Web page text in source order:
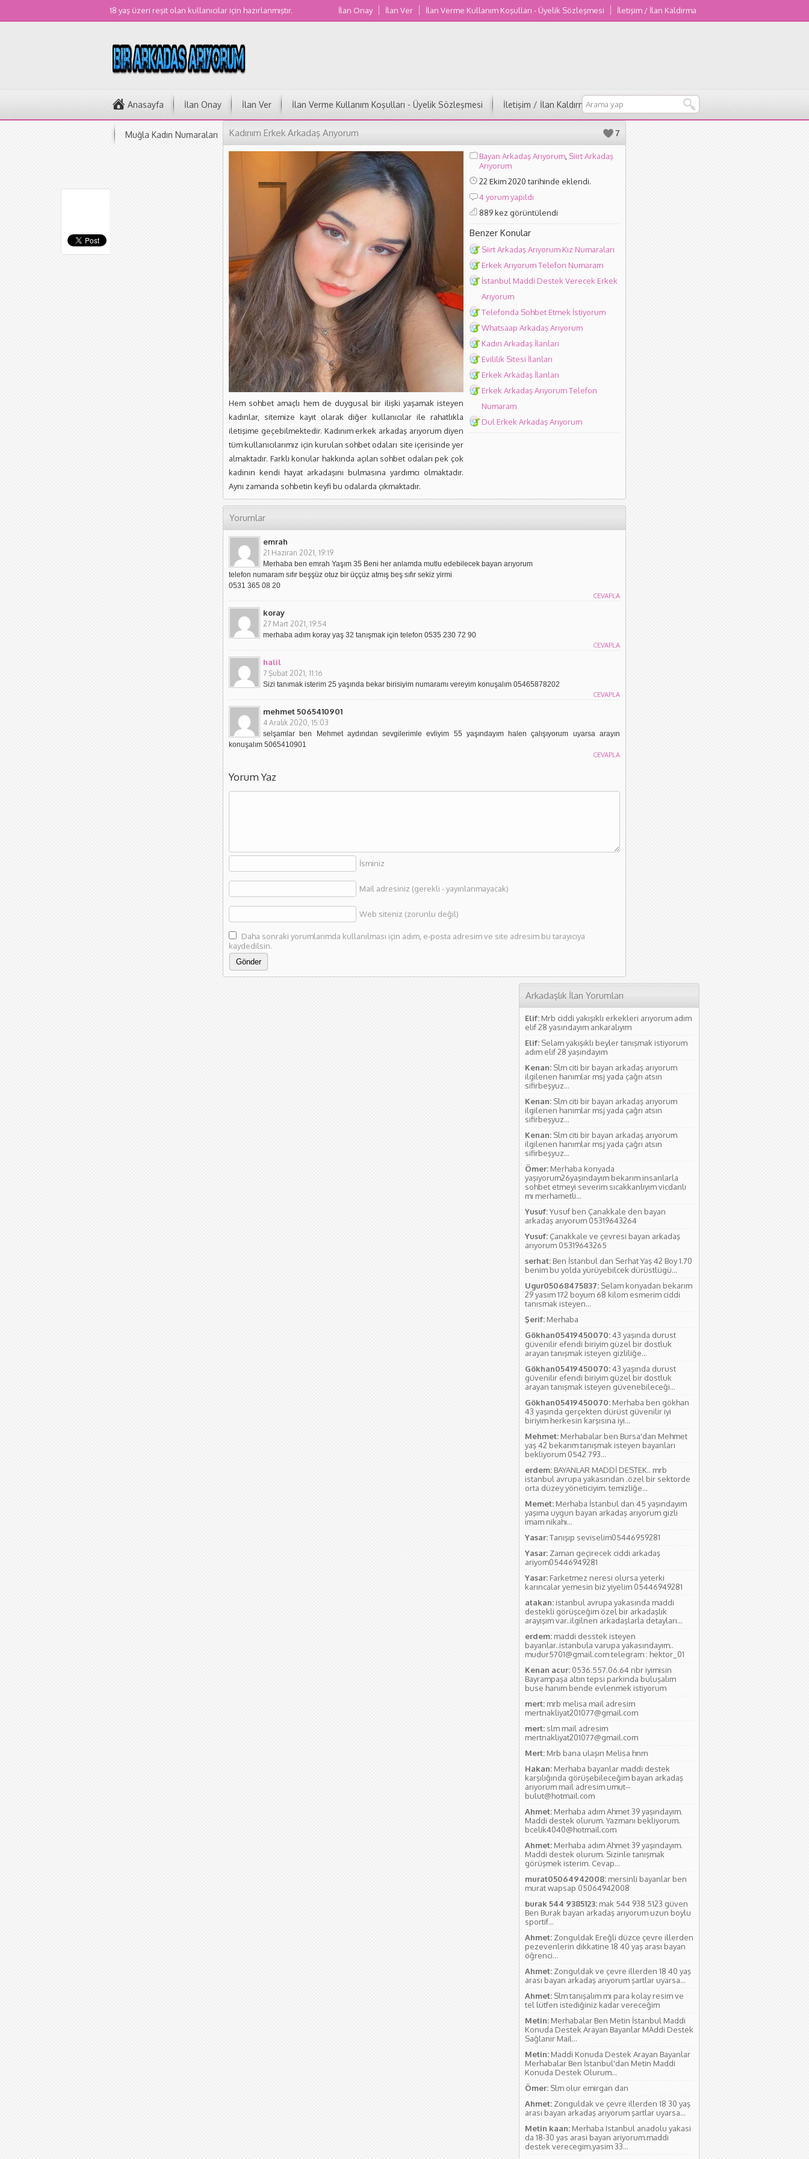
18 yaş üzeri reşit olan kullanıcılar için hazırlanmıştır. İlan Onay İlan Ver İlan Verme Kullanım Koşulları - Üyelik Sözleşmesi İletişim / İlan Kaldırma
Anasayfa İlan Onay İlan Ver İlan Verme Kullanım Koşulları - Üyelik Sözleşmesi İletişim / İlan Kaldırma
Muğla Kadın Numaraları 7
Kadınım Erkek Arkadaş Arıyorum
Hem sohbet amaçlı hem de duygusal bir ilişki yaşamak isteyen
kadınlar, sitemize kayıt olarak diğer kullanıcılar ile rahatlıkla
iletişime geçebilmektedir. Kadınım erkek arkadaş arıyorum diyen
tüm kullanıcılarımız için kurulan sohbet odaları site içerisinde yer
almaktadır. Farklı konular hakkında açılan sohbet odaları pek çok
kadının kendi hayat arkadaşını bulmasına yardımcı olmaktadır.
Aynı zamanda sohbetin keyfi bu odalarda çıkmaktadır.
Bayan Arkadaş Arıyorum Siirt Arkadaş
Arıyorum
22 Ekim 2020 tarihinde eklendi.
4 yorum yapıldı
889 kez görüntülendi
Benzer Konular
Siirt Arkadaş Arıyorum Kız Numaraları
Erkek Arıyorum Telefon Numaram
İstanbul Maddi Destek Verecek Erkek
Arıyorum
Telefonda Sohbet Etmek İstiyorum
Whatsaap Arkadaş Arıyorum
Kadın Arkadaş İlanları
Evililik Sitesi İlanları
Erkek Arkadaş İlanları
Erkek Arkadaş Arıyorum Telefon
Numaram
Dul Erkek Arkadaş Arıyorum
Yorumlar
emrah
21 Haziran 2021, 19:19
Merhaba ben emrah Yaşım 35 Beni her anlamda mutlu edebilecek bayan arıyorum
telefon numaram sıfır beşşüz otuz bir üççüz atmış beş sıfır sekiz yirmi
0531 365 08 20
CEVAPLA
koray
27 Mart 2021, 19:54
merhaba adım koray yaş 32 tanışmak için telefon 0535 230 72 90
CEVAPLA
halil
7 Şubat 2021, 11:16
Sizi tanımak isterim 25 yaşında bekar birisiyim numaramı vereyim konuşalım 05465878202
CEVAPLA
mehmet 5065410901
4 Aralık 2020, 15:03
selşamlar ben Mehmet aydından sevgilerimle evliyim 55 yaşındayım halen çalışıyorum uyarsa arayın
konuşalım 5065410901
CEVAPLA
Yorum Yaz
İsminiz
Mail adresiniz (gerekli - yayınlanmayacak)
Web siteniz (zorunlu değil)
Daha sonraki yorumlarımda kullanılması için adım, e-posta adresim ve site adresim bu tarayıcıya
kaydedilsin.
Arkadaşlık İlan Yorumları
Elif: Mrb ciddi yakışıklı erkekleri arıyorum adım
elif 28 yasındayım ankaralıyım
Elif: Selam yakışıklı beyler tanışmak istiyorum
adım elif 28 yaşındayım
Kenan: Slm citi bir bayan arkadaş arıyorum
ilgilenen hanımlar msj yada çağrı atsın
sifirbeşyuz...
Kenan: Slm citi bir bayan arkadaş arıyorum
ilgilenen hanımlar msj yada çağrı atsın
sifirbeşyuz...
Kenan: Slm citi bir bayan arkadaş arıyorum
ilgilenen hanımlar msj yada çağrı atsın
sifirbeşyuz...
Ömer: Merhaba konyada
yaşıyorum26yaşındayım bekarım insanlarla
sohbet etmeyi severim sıcakkanlıyım vicdanlı
mı merhametli...
Yusuf:Yusuf ben Çanakkale den bayan
arkadaş arıyorum 05319643264
Yusuf: Çanakkale ve çevresi bayan arkadaş
arıyorum 05319643265
serhat: Ben İstanbul dan Serhat Yaş 42 Boy 1.70
benim bu yolda yürüyebilcek dürüstlügü...
Ugur05068475837: Selam konyadan bekarım
29 yasım 172 boyum 68 kilom esmerim ciddi
tanısmak isteyen...
Şerif: Merhaba
Gökhan05419450070:43 yaşında durust
güvenilir efendi biriyim güzel bir dostluk
arayan tanışmak isteyen gizliliğe...
Gökhan05419450070:43 yaşında durust
güvenilir efendi biriyim güzel bir dostluk
arayan tanışmak isteyen güvenebileceği...
Gökhan05419450070: Merhaba ben gökhan
43 yaşında gerçekten dürüst güvenilir iyi
biriyim herkesin karşısına iyi...
Mehmet: Merhabalar ben Bursa'dan Mehmet
yaş 42 bekarım tanışmak isteyen bayanları
bekliyorum 0542 793...
erdem: BAYANLAR MADDİ DESTEK.. mrb
istanbul avrupa yakasından .özel bir sektorde
orta düzey yöneticiyim. temizliğe...
Memet: Merhaba İstanbul dan 45 yaşındayım
yaşıma uygun bayan arkadaş arıyorum gizli
imam nikahı...
Yasar:Tanışıp seviselim05446959281
Yasar: Zaman geçirecek ciddi arkadaş
ariyom05446949281
Yasar: Farketmez neresi olursa yeterki
karıncalar yemesin biz yiyelim 05446949281
atakan: istanbul avrupa yakasında maddi
destekli görüşceğim özel bir arkadaşlık
arayışım var..ilgilnen arkadaşlarla detayları...
erdem: maddi desstek isteyen
bayanlar..istanbula varupa yakasındayım..
mudur5701@gmail.com telegram : hektor_01
Kenan acur: 0536.557.06.64 nbr iyimisin
Bayrampaşa altın tepsi parkinda buluşalım
buse hanım bende evlenmek istiyorum
mert: mrb melisa mail adresim
mertnakliyat201077@gmail.com
mert: slm mail adresim
mertnakliyat201077@gmail.com
Mert: Mrb bana ulaşın Melisa hnm
Hakan: Merhaba bayanlar maddi destek
karşılığında görüşebileceğim bayan arkadaş
arıyorum mail adresim umut--
bulut@hotmail.com
Ahmet: Merhaba adım Ahmet 39 yaşındayım.
Maddi destek olurum. Yazmanı bekliyorum.
bcelik4040@hotmail.com
Ahmet: Merhaba adım Ahmet 39 yaşındayım.
Maddi destek olurum. Sizinle tanışmak
görüşmek isterim. Cevap...
murat05064942008: mersinli bayanlar ben
murat wapsap 05064942008
burak 544 9385123: mak 544 938 5123 güven
Ben Burak bayan arkadaş arıyorum uzun boylu
sportif...
Ahmet: Zonguldak Ereğli düzce çevre illerden
pezevenlerin dikkatine 18 40 yaş arası bayan
öğrenci...
Ahmet: Zonguldak ve çevre illerden 18 40 yaş
arası bayan arkadaş arıyorum şartlar uyarsa...
Ahmet: Slm tanışalım mı para kolay resim ve
tel lütfen istediğiniz kadar vereceğim
Metin: Merhabalar Ben Metin İstanbul Maddi
Konuda Destek Arayan Bayanlar MAddi Destek
Sağlanır Mail...
Metin: Maddi Konuda Destek Arayan Bayanlar
Merhabalar Ben İstanbul'dan Metin Maddi
Konuda Destek Olurum...
Ömer: Slm olur emirgan dan
Ahmet: Zonguldak ve çevre illerden 18 30 yaş
arası bayan arkadaş arıyorum şartlar uyarsa...
Metin kaan: Merhaba Istanbul anadolu yakasi
da 18-30 yas arasi bayan ariyorum.maddi
destek verecegim.yasim 33...